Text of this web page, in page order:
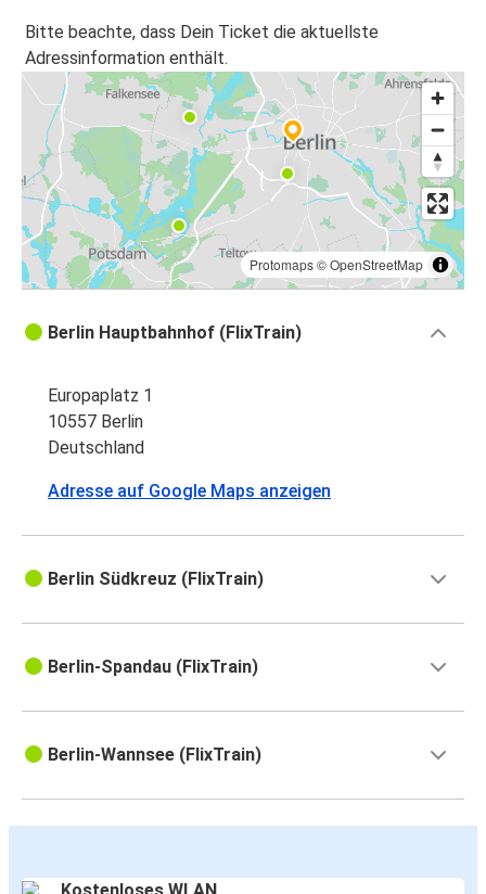
Bitte beachte, dass Dein Ticket die aktuellste
Adressinformation enthält.
Protomaps©OpenStreetMap
Berlin Hauptbahnhof (FlixTrain)
Europaplatz 1
10557 Berlin
Deutschland
Adresse auf Google Maps anzeigen
Berlin Südkreuz (FlixTrain)
Berlin-Spandau (FlixTrain)
Berlin-Wannsee (FlixTrain)
Kostenloses WLAN